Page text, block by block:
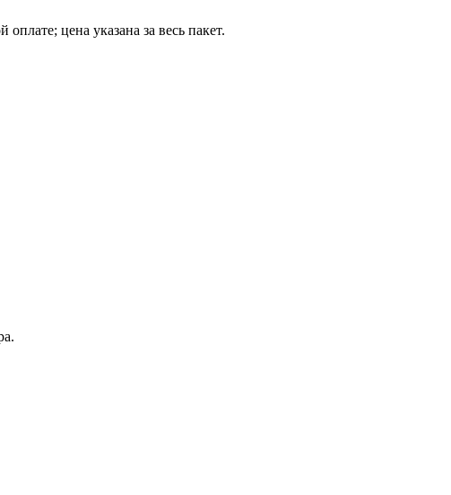
цена указана за весь пакет.